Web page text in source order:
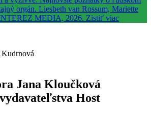
Jana Kloučková
Host